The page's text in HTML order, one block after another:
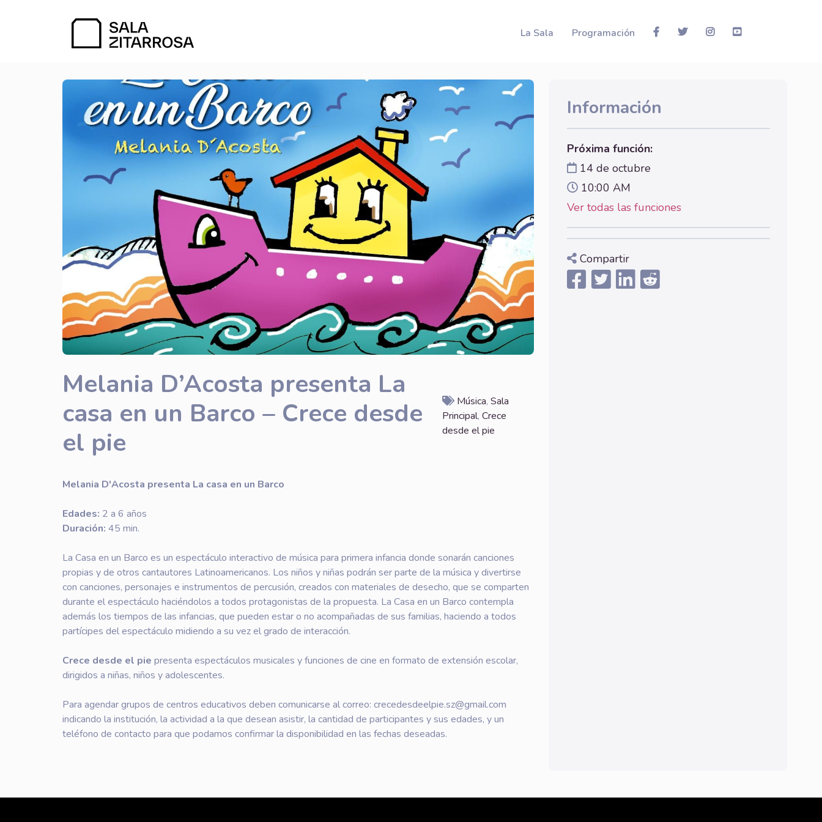
La Sala Programación
Melania D’Acosta presenta La
casa en un Barco – Crece desde
el pie
Música,Sala
Principal, Crece
desde el pie
Melania D'Acosta presenta La casa en un Barco
Edades: 2 a 6 años
Duración: 45 min.
La Casa en un Barco es un espectáculo interactivo de música para primera infancia donde sonarán canciones
propias y de otros cantautores Latinoamericanos. Los niños y niñas podrán ser parte de la música y divertirse
con canciones, personajes e instrumentos de percusión, creados con materiales de desecho, que se comparten
durante el espectáculo haciéndolos a todos protagonistas de la propuesta. La Casa en un Barco contempla
además los tiempos de las infancias, que pueden estar o no acompañadas de sus familias, haciendo a todos
partícipes del espectáculo midiendo a su vez el grado de interacción.
Crece desde el pie presenta espectáculos musicales y funciones de cine en formato de extensión escolar,
dirigidos a niñas, niños y adolescentes.
Para agendar grupos de centros educativos deben comunicarse al correo: crecedesdeelpie.sz@gmail.com
indicando la institución, la actividad a la que desean asistir, la cantidad de participantes y sus edades, y un
teléfono de contacto para que podamos confirmar la disponibilidad en las fechas deseadas.
Información
Próxima función:
14 de octubre
10:00 AM
Ver todas las funciones
Compartir